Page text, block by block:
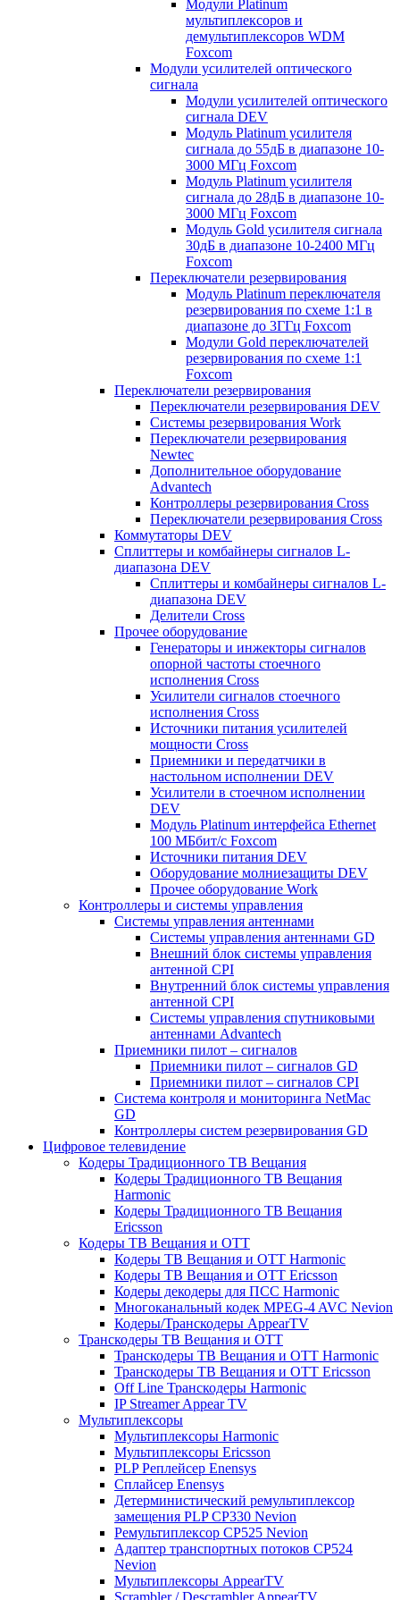
Модули Platinum
мультиплексоров и
демультиплексоров WDM
Foxcom
Модули усилителей оптического
сигнала
Модули усилителей оптического
сигнала DEV
Модуль Platinum усилителя
сигнала до 55дБ в диапазоне 10-
3000 МГц Foxcom
Модуль Platinum усилителя
сигнала до 28дБ в диапазоне 10-
3000 МГц Foxcom
Модуль Gold усилителя сигнала
30дБ в диапазоне 10-2400 МГц
Foxcom
Переключатели резервирования
Модуль Platinum переключателя
резервирования по схеме 1:1 в
диапазоне до 3ГГц Foxcom
Модули Gold переключателей
резервирования по схеме 1:1
Foxcom
Переключатели резервирования
Переключатели резервирования DEV
Системы резервирования Work
Переключатели резервирования
Newtec
Дополнительное оборудование
Advantech
Контроллеры резервирования Cross
Переключатели резервирования Cross
Коммутаторы DEV
Сплиттеры и комбайнеры сигналов L-
диапазона DEV
Сплиттеры и комбайнеры сигналов L-
диапазона DEV
Делители Cross
Прочее оборудование
Генераторы и инжекторы сигналов
опорной частоты стоечного
исполнения Cross
Усилители сигналов стоечного
исполнения Cross
Источники питания усилителей
мощности Cross
Приемники и передатчики в
настольном исполнении DEV
Усилители в стоечном исполнении
DEV
Модуль Platinum интерфейса Ethernet
100 МБбит/с Foxcom
Источники питания DEV
Оборудование молниезащиты DEV
Прочее оборудование Work
Контроллеры и системы управления
Системы управления антеннами
Системы управления антеннами GD
Внешний блок системы управления
антенной CPI
Внутренний блок системы управления
антенной CPI
Системы управления спутниковыми
антеннами Advantech
Приемники пилот – сигналов
Приемники пилот – сигналов GD
Приемники пилот – сигналов CPI
Система контроля и мониторинга NetMac
GD
Контроллеры систем резервирования GD
Цифровое телевидение
Кодеры Традиционного ТВ Вещания
Кодеры Традиционного ТВ Вещания
Harmonic
Кодеры Традиционного ТВ Вещания
Ericsson
Кодеры ТВ Вещания и ОТТ
Кодеры ТВ Вещания и ОТТ Harmonic
Кодеры ТВ Вещания и ОТТ Ericsson
Кодеры декодеры для ПСС Harmonic
Многоканальный кодек MPEG-4 AVC Nevion
Кодеры/Транскодеры AppearTV
Транскодеры ТВ Вещания и ОТТ
Транскодеры ТВ Вещания и ОТТ Harmonic
Транскодеры ТВ Вещания и ОТТ Ericsson
Off Line Транскодеры Harmonic
IP Streamer Appear TV
Мультиплексоры
Мультиплексоры Harmonic
Мультиплексоры Ericsson
PLP Реплейсер Enensys
Сплайсер Enensys
Детерминистический ремультиплексор
замещения PLP CP330 Nevion
Ремультиплексор CP525 Nevion
Адаптер транспортных потоков CP524
Nevion
Мультиплексоры AppearTV
Scrambler / Descrambler AppearTV